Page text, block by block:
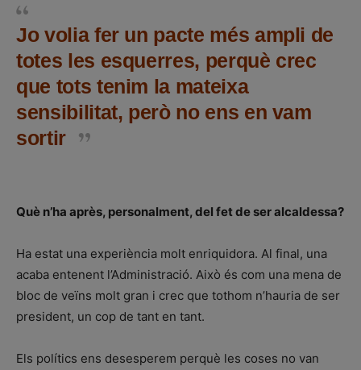
Jo volia fer un pacte més ampli de
totes les esquerres, perquè crec
que tots tenim la mateixa
sensibilitat, però no ens en vam
sortir
Què n’ha après, personalment, del fet de ser alcaldessa?
Ha estat una experiència molt enriquidora. Al final, una
acaba entenent l’Administració. Això és com una mena de
bloc de veïns molt gran i crec que tothom n’hauria de ser
president, un cop de tant en tant.
Els polítics ens desesperem perquè les coses no van